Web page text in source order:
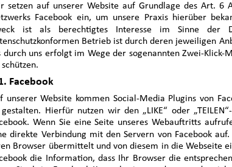
setzen auf unserer Website auf Grundlage des Art. 6
Facebook ein, um unsere Praxis hierüber
ist als berechtigtes Interesse im Sinne der
Betrieb ist durch deren jeweiligen
durch uns erfolgt im Wege der sogenannten Zwei-
Facebook
unserer Website kommen Social-Media Plugins von
gestalten. Hierfür nutzen wir den „LIKE“ oder
Wenn Sie eine Seite unseres Webauftritts
direkte Verbindung mit den Servern von Facebook
Browser übermittelt und von diesem in die Webseite
die Information, dass Ihr Browser die